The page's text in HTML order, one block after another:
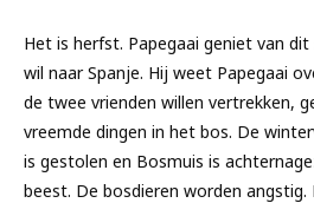
Het is herfst. Papegaai geniet van
wil naar Spanje. Hij weet Papegaai
de twee vrienden willen vertrekken,
vreemde dingen in het bos. De
is gestolen en Bosmuis is
beest. De bosdieren worden angstig.